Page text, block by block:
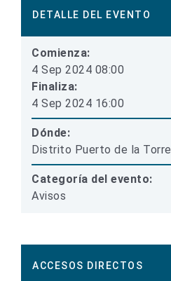
DETALLE DEL EVENTO
Comienza:
4 Sep 2024 08:00
Finaliza:
4 Sep 2024 16:00
Dónde:
Distrito Puerto de la Torre
Categoría del evento:
Avisos
ACCESOS DIRECTOS